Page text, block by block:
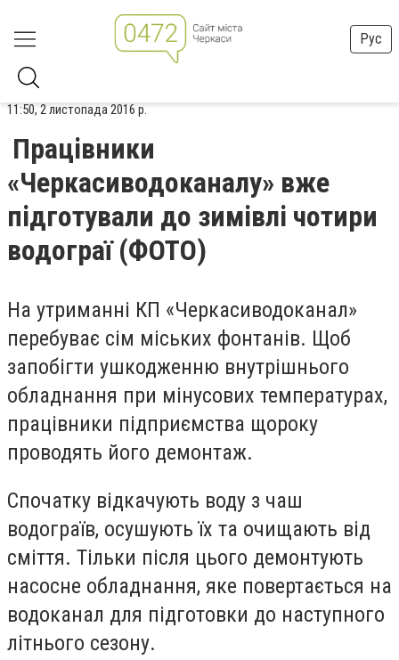
Рус
11:50, 2 листопада 2016 р.
Працівники
«Черкасиводоканалу» вже
підготували до зимівлі чотири
водограї (ФОТО)
На утриманні КП «Черкасиводоканал»
перебуває сім міських фонтанів. Щоб
запобігти ушкодженню внутрішнього
обладнання при мінусових температурах,
працівники підприємства щороку
проводять його демонтаж.
Спочатку відкачують воду з чаш
водограїв, осушують їх та очищають від
сміття. Тільки після цього демонтують
насосне обладнання, яке повертається на
водоканал для підготовки до наступного
літнього сезону.